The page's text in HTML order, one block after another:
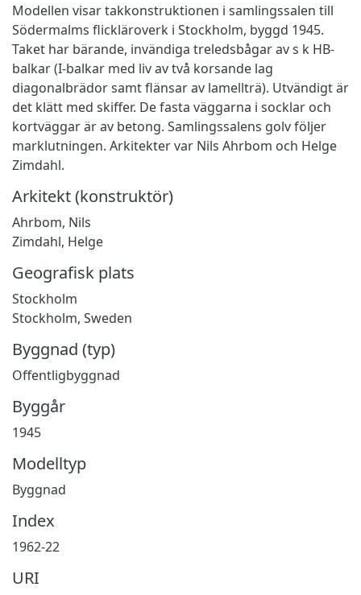
Modellen visar takkonstruktionen i samlingssalen till
Södermalms flickläroverk i Stockholm, byggd 1945.
Taket har bärande, invändiga treledsbågar av s k HB-
balkar (I-balkar med liv av två korsande lag
diagonalbrädor samt flänsar av lamellträ). Utvändigt är
det klätt med skiffer. De fasta väggarna i socklar och
kortväggar är av betong. Samlingssalens golv följer
marklutningen. Arkitekter var Nils Ahrbom och Helge
Zimdahl.
Arkitekt (konstruktör)
Ahrbom, Nils
Zimdahl, Helge
Geografisk plats
Stockholm
Stockholm, Sweden
Byggnad (typ)
Offentligbyggnad
Byggår
1945
Modelltyp
Byggnad
Index
1962-22
URI